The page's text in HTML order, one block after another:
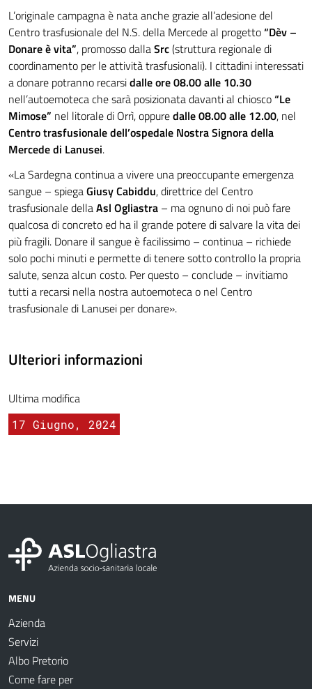
L’originale campagna è nata anche grazie all’adesione del
Centro trasfusionale del N.S. della Mercede al progetto“Dèv –
Donare è vita”, promosso dallaSrc(struttura regionale di
coordinamento per le attività trasfusionali). I cittadini interessati
a donare potranno recarsidalle ore 08.00 alle 10.30
nell’autoemoteca che sarà posizionata davanti al chiosco“Le
Mimose” nel litorale di Orrì, oppuredalle 08.00 alle 12.00, nel
Centro trasfusionale dell’ospedale Nostra Signora della
Mercede di Lanusei.
«La Sardegna continua a vivere una preoccupante emergenza
sangue – spiegaGiusy Cabiddu, direttrice del Centro
trasfusionale dellaAsl Ogliastra – ma ognuno di noi può fare
qualcosa di concreto ed ha il grande potere di salvare la vita dei
più fragili. Donare il sangue è facilissimo – continua – richiede
solo pochi minuti e permette di tenere sotto controllo la propria
salute, senza alcun costo. Per questo – conclude – invitiamo
tutti a recarsi nella nostra autoemoteca o nel Centro
trasfusionale di Lanusei per donare».
Ulteriori informazioni
Ultima modifica
17 Giugno, 2024
MENU
Azienda
Servizi
Albo Pretorio
Come fare per